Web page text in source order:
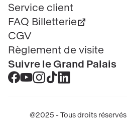
Service client
FAQ Billetterie
CGV
Règlement de visite
Suivre le Grand Palais
Accéder
au
Accéder
au
Accéder
au
Accéder
au
Accéder
au
@2025 - Tous droits réservés